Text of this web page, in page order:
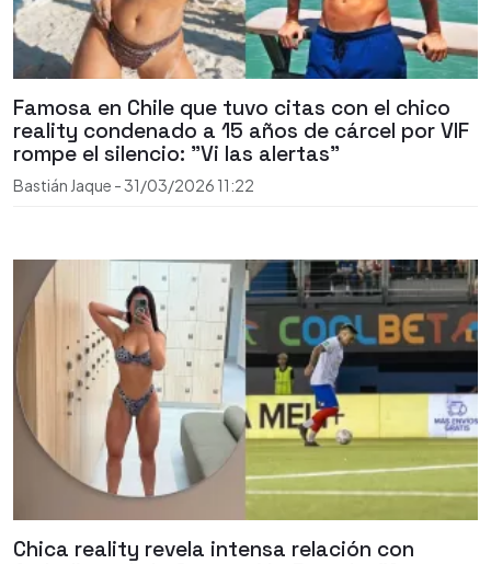
Famosa en Chile que tuvo citas con el chico
reality condenado a 15 años de cárcel por VIF
rompe el silencio: "Vi las alertas"
Bastián Jaque -31/03/2026 11:22
Chica reality revela intensa relación con